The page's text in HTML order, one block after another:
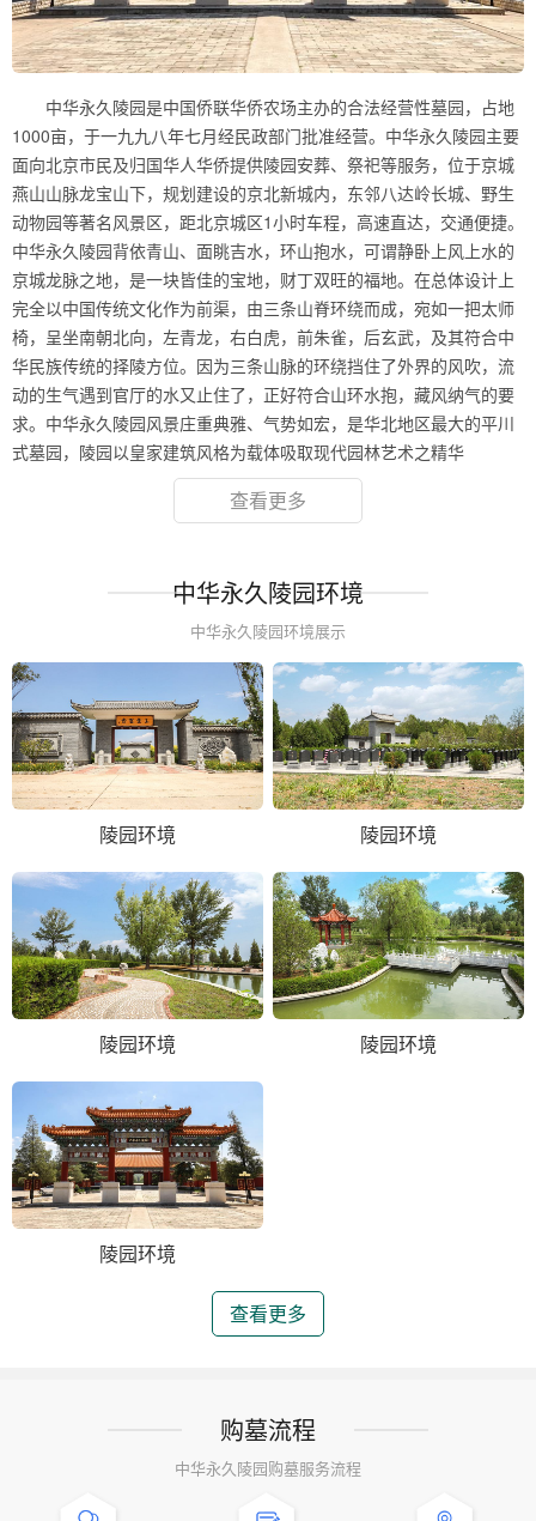
中华永久陵园是中国侨联华侨农场主办的合法经营性墓园，占地
1000亩，于一九九八年七月经民政部门批准经营。中华永久陵园主要
面向北京市民及归国华人华侨提供陵园安葬、祭祀等服务，位于京城
燕山山脉龙宝山下，规划建设的京北新城内，东邻八达岭长城、野生
动物园等著名风景区，距北京城区1小时车程，高速直达，交通便捷。
中华永久陵园背依青山、面眺吉水，环山抱水，可谓静卧上风上水的
京城龙脉之地，是一块皆佳的宝地，财丁双旺的福地。在总体设计上
完全以中国传统文化作为前渠，由三条山脊环绕而成，宛如一把太师
椅，呈坐南朝北向，左青龙，右白虎，前朱雀，后玄武，及其符合中
华民族传统的择陵方位。因为三条山脉的环绕挡住了外界的风吹，流
动的生气遇到官厅的水又止住了，正好符合山环水抱，藏风纳气的要
求。中华永久陵园风景庄重典雅、气势如宏，是华北地区最大的平川
式墓园，陵园以皇家建筑风格为载体吸取现代园林艺术之精华
查看更多
中华永久陵园环境
中华永久陵园环境展示
陵园环境 陵园环境
陵园环境 陵园环境
陵园环境
查看更多
购墓流程
中华永久陵园购墓服务流程